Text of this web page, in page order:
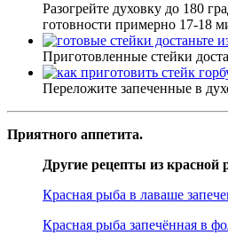
Разогрейте духовку до 180
готовности примерно 17-18
Приготовленные стейки
Переложите запеченные в
Приятного аппетита.
Другие рецепты из
Красная рыба в лаваше
Красная рыба запечённая в